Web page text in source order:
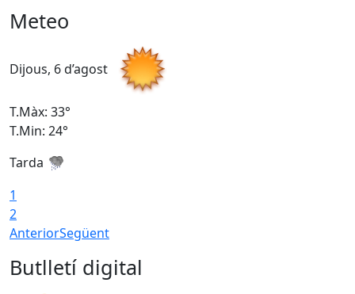
Meteo
Dijous, 6 d’agost
T.Màx: 33°
T.Min: 24°
Tarda
1
2
AnteriorSegüent
Butlletí digital